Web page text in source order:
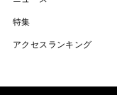
特集
アクセスランキング